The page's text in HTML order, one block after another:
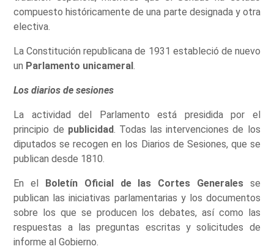
compuesto históricamente de una parte designada y otra
electiva.
La Constitución republicana de 1931 estableció de nuevo
un Parlamento unicameral
Los diarios de sesiones
La actividad del Parlamento está presidida por el
principio de publicidad. Todas las intervenciones de los
diputados se recogen en los Diarios de Sesiones, que se
publican desde 1810.
En el Boletín Oficial de las Cortes Generalesse
publican las iniciativas parlamentarias y los documentos
sobre los que se producen los debates, así como las
respuestas a las preguntas escritas y solicitudes de
informe al Gobierno.